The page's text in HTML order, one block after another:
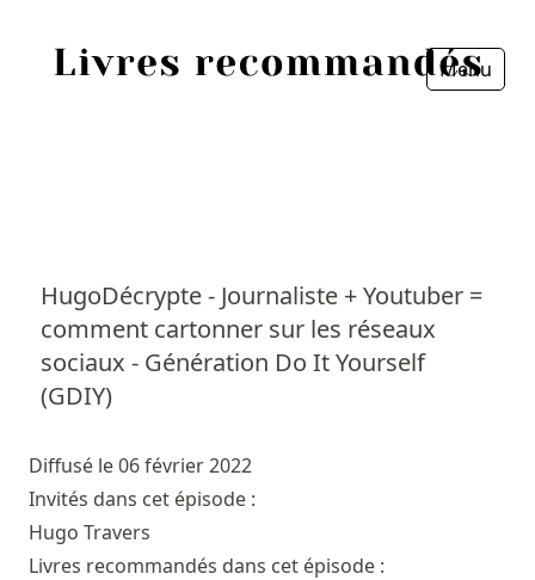
Menu
HugoDécrypte - Journaliste + Youtuber =
comment cartonner sur les réseaux
sociaux - Génération Do It Yourself
(GDIY)
Diffusé le 06 février 2022
Invités dans cet épisode :
Hugo Travers
Livres recommandés dans cet épisode :
Personnes
Livres
Livres les plus recommandés
Prix littéraires
Fermer